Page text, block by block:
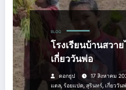
BLOG
โรงเรียนบ้านสวา
เกี่ยววันพ่อ
ดอกธูป 17 สิงหาคม
แตล, ร้อยแปด,สุรินทร์, เกี่ยววัน